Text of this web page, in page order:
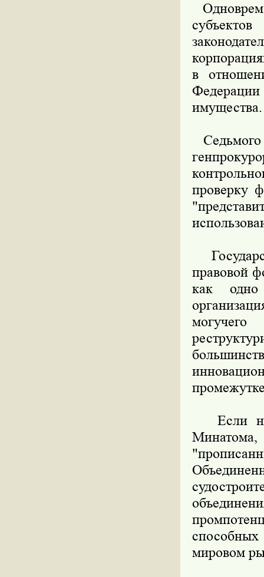
в
имущества.
Седьмого
проверку
правовой
как
Если не
мировом